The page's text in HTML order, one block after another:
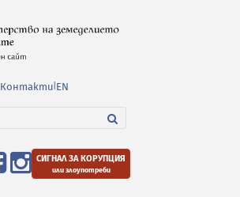
Контакти EN
СИГНАЛ ЗА КОРУПЦИЯ
или злоупотреби